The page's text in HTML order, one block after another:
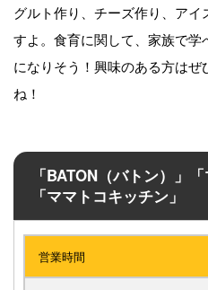
グルト作り、チーズ作り、ア
すよ。食育に関して、家族で
になりそう！興味のある方は
ね！
「BATON（バトン）」
「ママトコキッチン」
営業時間